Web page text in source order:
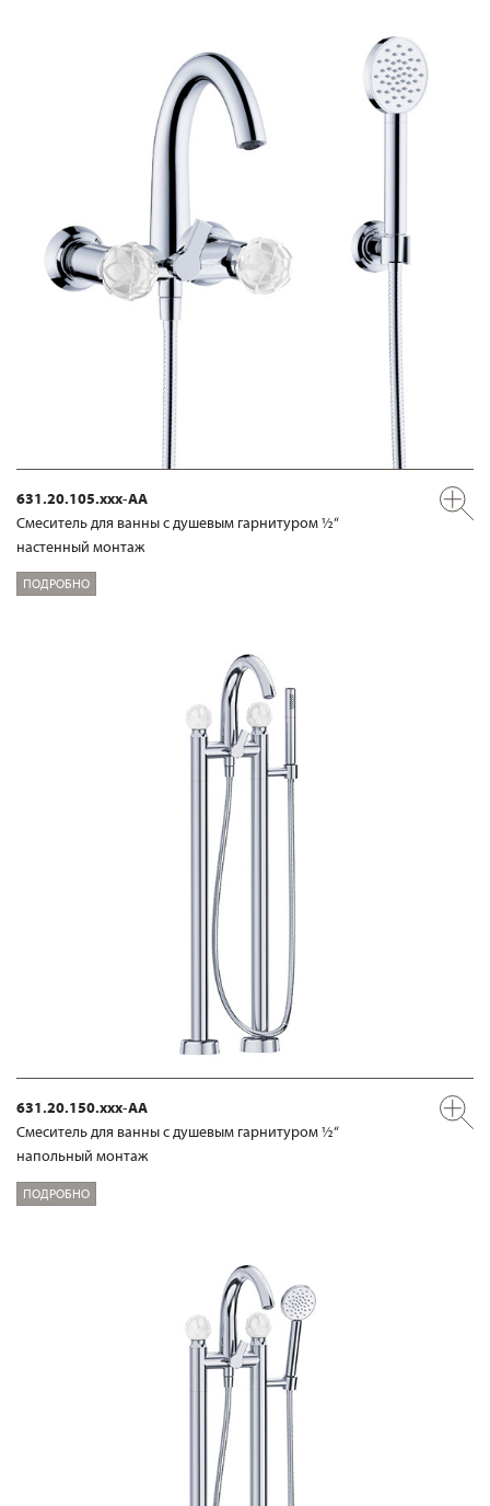
631.20.105.xxx-AA
Смеситель для ванны с душевым гарнитуром ½“
настенный монтаж
ПОДРОБНО
631.20.150.xxx-AA
Смеситель для ванны с душевым гарнитуром ½“
напольный монтаж
ПОДРОБНО